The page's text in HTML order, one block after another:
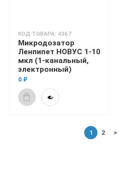
КОД ТОВАРА: 4367
Микродозатор
Ленпипет НОВУС 1-10
мкл (1-канальный,
электронный)
0 ₽
1 2 >